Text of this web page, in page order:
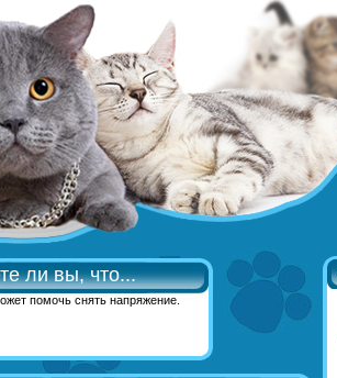
ли вы, что...
помочь снять напряжение.